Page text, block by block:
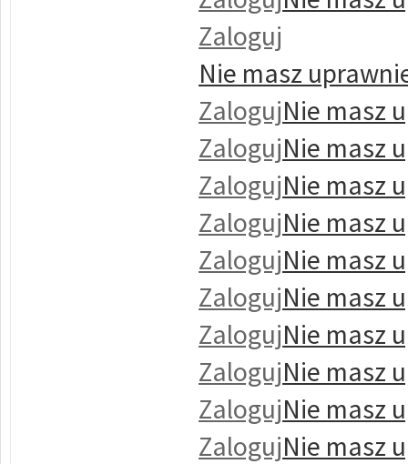
Zaloguj
Nie masz
ZalogujNie masz
ZalogujNie masz
ZalogujNie masz
ZalogujNie masz
ZalogujNie masz
ZalogujNie masz
ZalogujNie masz
ZalogujNie masz
ZalogujNie masz
ZalogujNie masz